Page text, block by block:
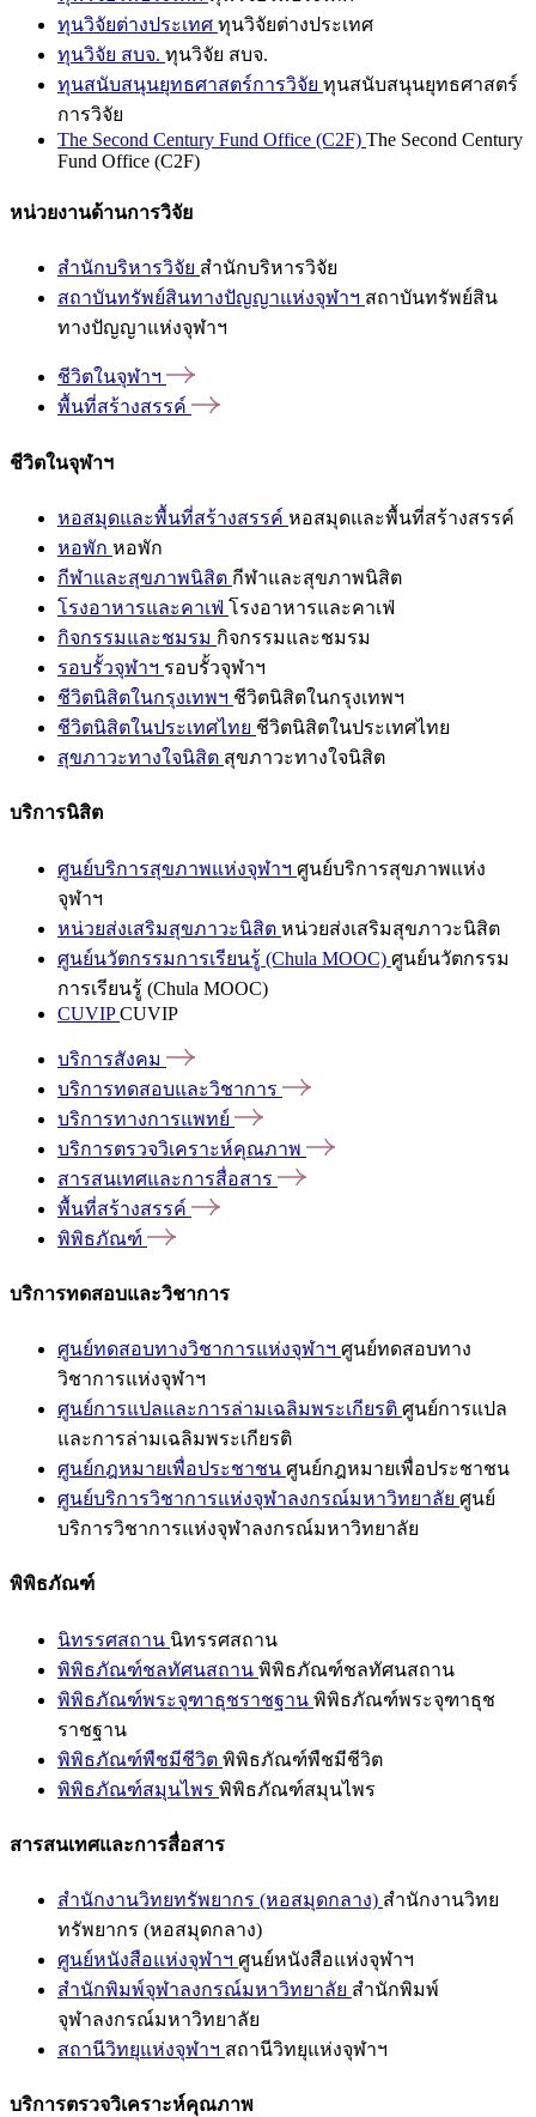
ทุนวิจัยต่างประเทศ ทุนวิจัยต่างประเทศ
ทุนวิจัย สบจ. ทุนวิจัย สบจ.
ทุนสนับสนุนยุทธศาสตร์การวิจัย ทุนสนับสนุนยุทธศาสตร์
การวิจัย
The Second Century Fund Office (C2F) The Second Century
Fund Office (C2F)
หน่วยงานด้านการวิจัย
สำนักบริหารวิจัย สำนักบริหารวิจัย
สถาบันทรัพย์สินทางปัญญาแห่งจุฬาฯ สถาบันทรัพย์สิน
ทางปัญญาแห่งจุฬาฯ
ชีวิตในจุฬาฯ
พื้นที่สร้างสรรค์
ชีวิตในจุฬาฯ
หอสมุดและพื้นที่สร้างสรรค์ หอสมุดและพื้นที่สร้างสรรค์
หอพัก หอพัก
กีฬาและสุขภาพนิสิต กีฬาและสุขภาพนิสิต
โรงอาหารและคาเฟ่ โรงอาหารและคาเฟ่
กิจกรรมและชมรม กิจกรรมและชมรม
รอบรั้วจุฬาฯ รอบรั้วจุฬาฯ
ชีวิตนิสิตในกรุงเทพฯ ชีวิตนิสิตในกรุงเทพฯ
ชีวิตนิสิตในประเทศไทย ชีวิตนิสิตในประเทศไทย
สุขภาวะทางใจนิสิต สุขภาวะทางใจนิสิต
บริการนิสิต
ศูนย์บริการสุขภาพแห่งจุฬาฯ ศูนย์บริการสุขภาพแห่ง
จุฬาฯ
หน่วยส่งเสริมสุขภาวะนิสิต หน่วยส่งเสริมสุขภาวะนิสิต
ศูนย์นวัตกรรมการเรียนรู้ (Chula MOOC) ศูนย์นวัตกรรม
การเรียนรู้ (Chula MOOC)
CUVIPCUVIP
บริการสังคม
บริการทดสอบและวิชาการ
บริการทางการแพทย์
บริการตรวจวิเคราะห์คุณภาพ
สารสนเทศและการสื่อสาร
พื้นที่สร้างสรรค์
พิพิธภัณฑ์
บริการทดสอบและวิชาการ
ศูนย์ทดสอบทางวิชาการแห่งจุฬาฯ ศูนย์ทดสอบทาง
วิชาการแห่งจุฬาฯ
ศูนย์การแปลและการล่ามเฉลิมพระเกียรติ ศูนย์การแปล
และการล่ามเฉลิมพระเกียรติ
ศูนย์กฎหมายเพื่อประชาชน ศูนย์กฎหมายเพื่อประชาชน
ศูนย์บริการวิชาการแห่งจุฬาลงกรณ์มหาวิทยาลัย ศูนย์
บริการวิชาการแห่งจุฬาลงกรณ์มหาวิทยาลัย
พิพิธภัณฑ์
นิทรรศสถาน นิทรรศสถาน
พิพิธภัณฑ์ชลทัศนสถาน พิพิธภัณฑ์ชลทัศนสถาน
พิพิธภัณฑ์พระจุฑาธุชราชฐาน พิพิธภัณฑ์พระจุฑาธุช
ราชฐาน
พิพิธภัณฑ์พืชมีชีวิต พิพิธภัณฑ์พืชมีชีวิต
พิพิธภัณฑ์สมุนไพร พิพิธภัณฑ์สมุนไพร
สารสนเทศและการสื่อสาร
สำนักงานวิทยทรัพยากร (หอสมุดกลาง) สำนักงานวิทย
ทรัพยากร (หอสมุดกลาง)
ศูนย์หนังสือแห่งจุฬาฯ ศูนย์หนังสือแห่งจุฬาฯ
สำนักพิมพ์จุฬาลงกรณ์มหาวิทยาลัย สำนักพิมพ์
จุฬาลงกรณ์มหาวิทยาลัย
สถานีวิทยุแห่งจุฬาฯ สถานีวิทยุแห่งจุฬาฯ
บริการตรวจวิเคราะห์คุณภาพ